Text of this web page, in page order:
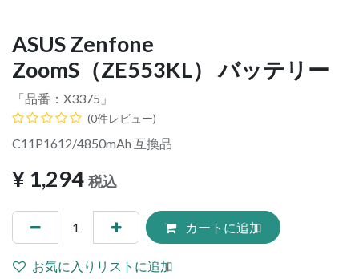
ASUS Zenfone
ZoomS（ZE553KL） バッテリー
「品番： X3375 」
(0件レビュー)
C11P1612/4850mAh 互換品
¥ 1,294 税込
カートに追加
お気に入りリストに追加